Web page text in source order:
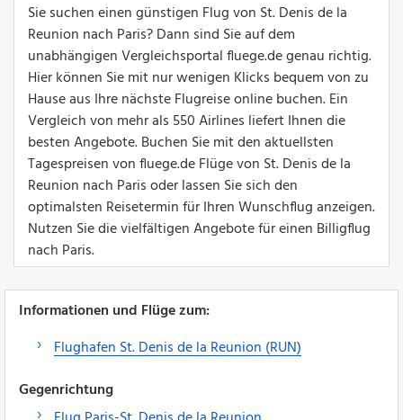
Sie suchen einen günstigen Flug von St. Denis de la
Reunion nach Paris? Dann sind Sie auf dem
unabhängigen Vergleichsportal fluege.de genau richtig.
Hier können Sie mit nur wenigen Klicks bequem von zu
Hause aus Ihre nächste Flugreise online buchen. Ein
Vergleich von mehr als 550 Airlines liefert Ihnen die
besten Angebote. Buchen Sie mit den aktuellsten
Tagespreisen von fluege.de Flüge von St. Denis de la
Reunion nach Paris oder lassen Sie sich den
optimalsten Reisetermin für Ihren Wunschflug anzeigen.
Nutzen Sie die vielfältigen Angebote für einen Billigflug
nach Paris.
Informationen und Flüge zum:
Flughafen St. Denis de la Reunion (RUN)
Gegenrichtung